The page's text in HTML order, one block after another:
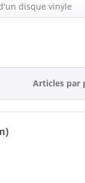
disque vinyle
Articles par